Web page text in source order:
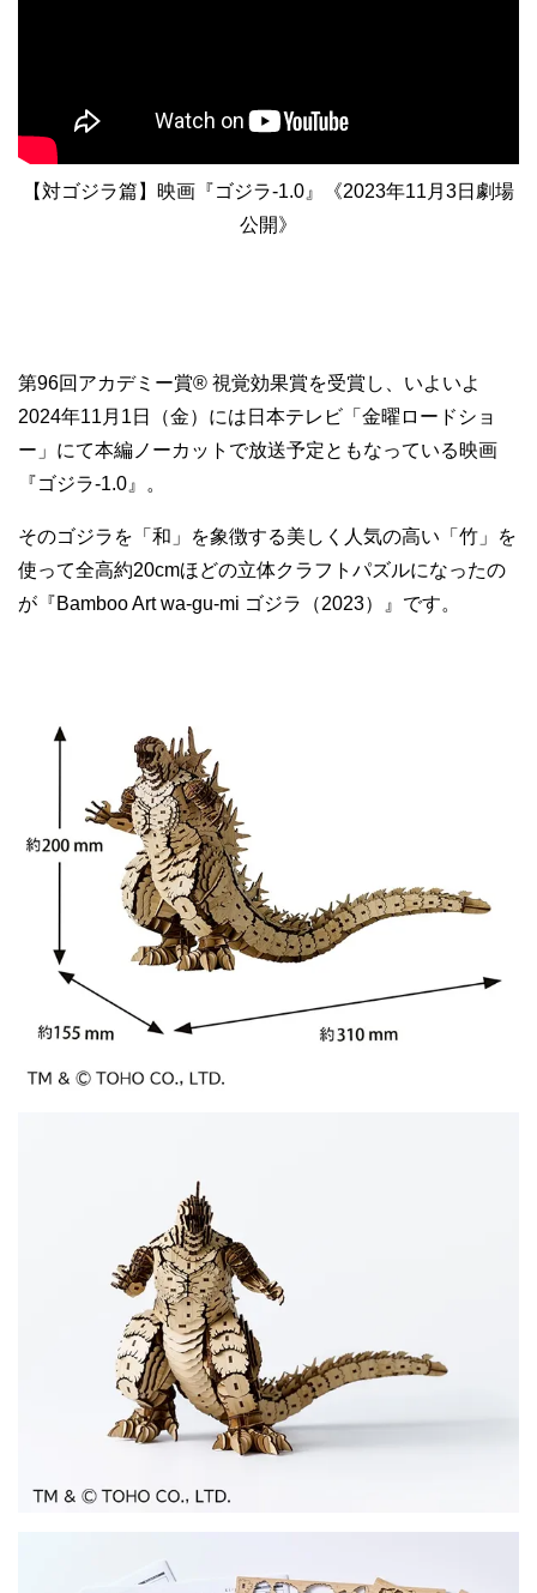
【対ゴジラ篇】映画『ゴジラ-1.0』《2023年11月3日劇場
公開》
第96回アカデミー賞® 視覚効果賞を受賞し、いよいよ
2024年11月1日（金）には日本テレビ「金曜ロードショ
ー」にて本編ノーカットで放送予定ともなっている映画
『ゴジラ-1.0』。
そのゴジラを「和」を象徴する美しく人気の高い「竹」を
使って全高約20cmほどの立体クラフトパズルになったの
が『Bamboo Art wa-gu-mi ゴジラ（2023）』です。